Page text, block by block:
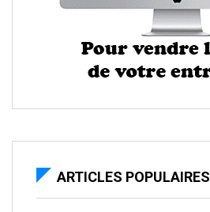
ARTICLES POPULAIRES